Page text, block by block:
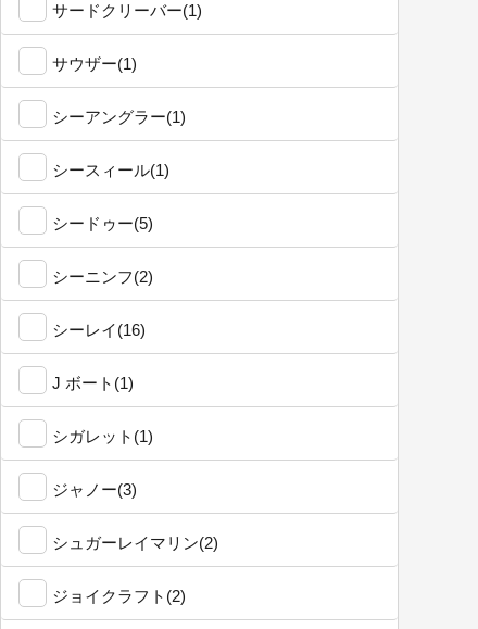
サードクリーバー(1)
サウザー(1)
シーアングラー(1)
シースィール(1)
シードゥー(5)
シーニンフ(2)
シーレイ(16)
J ボート(1)
シガレット(1)
ジャノー(3)
シュガーレイマリン(2)
ジョイクラフト(2)